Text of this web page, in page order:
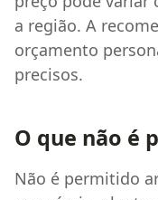
a região. A
orçamento
precisos.
O que não é
Não é permitido